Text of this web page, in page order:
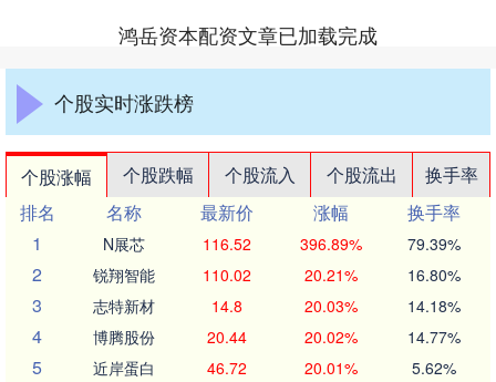
鸿岳资本配资文章已加载完成
个股实时涨跌榜
个股涨幅 个股跌幅 个股流入 个股流出
换手率
排名
名称 最新价 涨幅
换手率
1
N展芯 116.52 396.89% 79.39%
2 锐翔智能 110.02 20.21% 16.80%
3 志特新材 14.8 20.03% 14.18%
4 博腾股份 20.44 20.02% 14.77%
5 近岸蛋白 46.72 20.01% 5.62%